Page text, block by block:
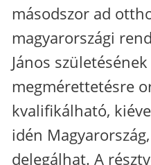
másodszor ad
magyarországi
János
megmérettetésre
kvalifikálható,
idén
delegálhat. A